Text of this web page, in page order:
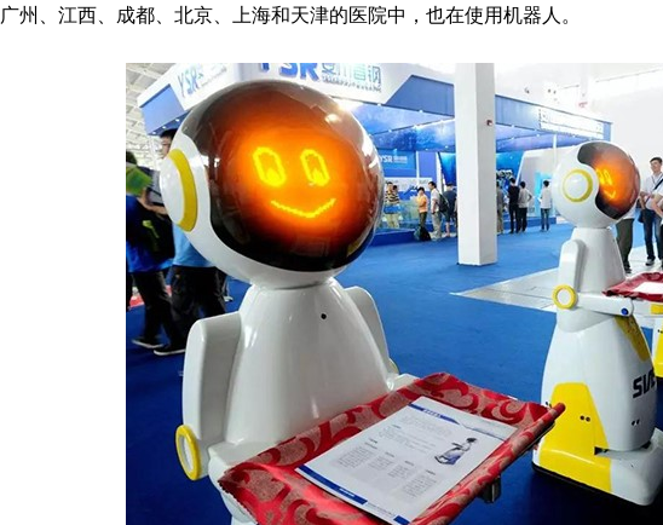
州、江西、成都、北京、上海和天津的医院中，也在使用机器人。